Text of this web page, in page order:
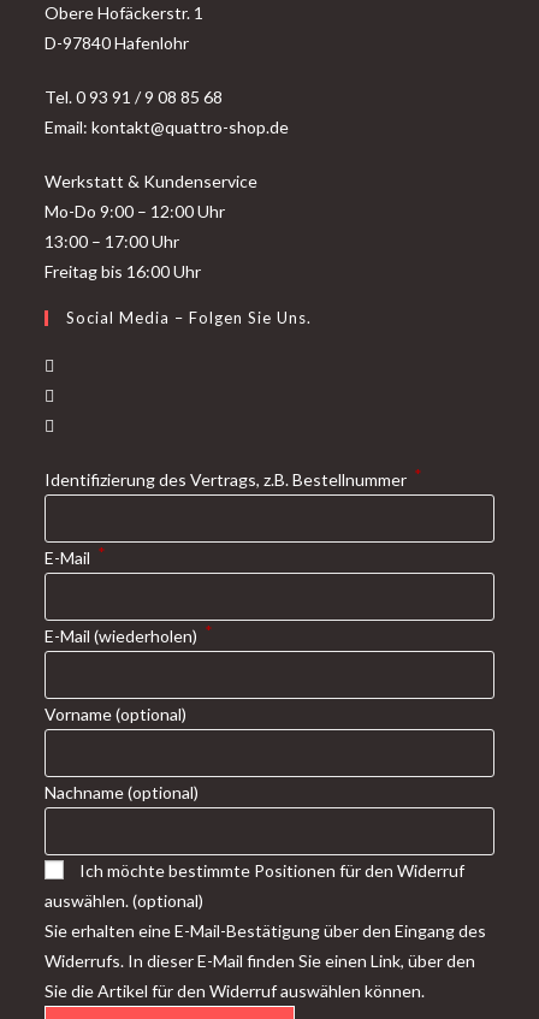
Obere Hofäckerstr. 1
D-97840 Hafenlohr
Tel. 0 93 91 / 9 08 85 68
Email: kontakt@quattro-shop.de
Werkstatt & Kundenservice
Mo-Do 9:00 – 12:00 Uhr
13:00 – 17:00 Uhr
Freitag bis 16:00 Uhr
Social Media – Folgen Sie Uns.
Identifizierung des Vertrags, z.B. Bestellnummer *
E-Mail *
E-Mail (wiederholen) *
Vorname(optional)
Nachname(optional)
Ich möchte bestimmte Positionen für den Widerruf
auswählen.(optional)
Sie erhalten eine E-Mail-Bestätigung über den Eingang des
Widerrufs. In dieser E-Mail finden Sie einen Link, über den
Sie die Artikel für den Widerruf auswählen können.